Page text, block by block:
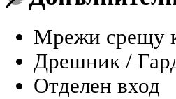
Мрежи срещу
Дрешник /
Отделен вход